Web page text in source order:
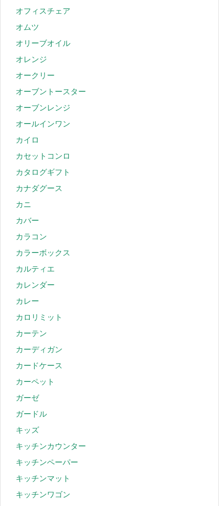
オフィスチェア
オムツ
オリーブオイル
オレンジ
オークリー
オーブントースター
オーブンレンジ
オールインワン
カイロ
カセットコンロ
カタログギフト
カナダグース
カニ
カバー
カラコン
カラーボックス
カルティエ
カレンダー
カレー
カロリミット
カーテン
カーディガン
カードケース
カーペット
ガーゼ
ガードル
キッズ
キッチンカウンター
キッチンペーパー
キッチンマット
キッチンワゴン